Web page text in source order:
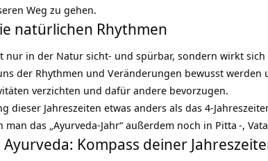
Weg zu gehen.
natürlichen Rhythmen
nur in der Natur sicht- und spürbar, sondern wirkt
der Rhythmen und Veränderungen bewusst
verzichten und dafür andere bevorzugen.
dieser Jahreszeiten etwas anders als das 4-
das „Ayurveda-Jahr“ außerdem noch in Pitta -, Vata
Kompass deiner